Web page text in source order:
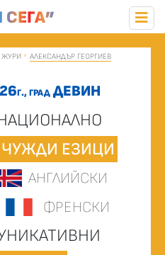
ЖУРИ АЛЕКСАНДЪР ГЕОРГИЕВ
Г., ГРАДДЕВИН
ЧУЖДИ ЕЗИЦИ
АНГЛИЙСКИ
ФРЕНСКИ